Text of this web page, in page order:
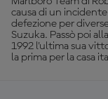
causa di un
defezione per
Suzuka. Passò poi
1992 l'ultima sua
la prima per la casa